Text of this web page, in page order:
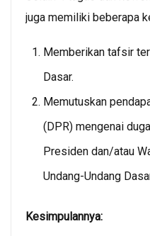
juga memiliki beberapa
Memberikan tafsir
Dasar.
Memutuskan
(DPR) mengenai
Presiden dan/atau
Undang-Undang
Kesimpulannya: